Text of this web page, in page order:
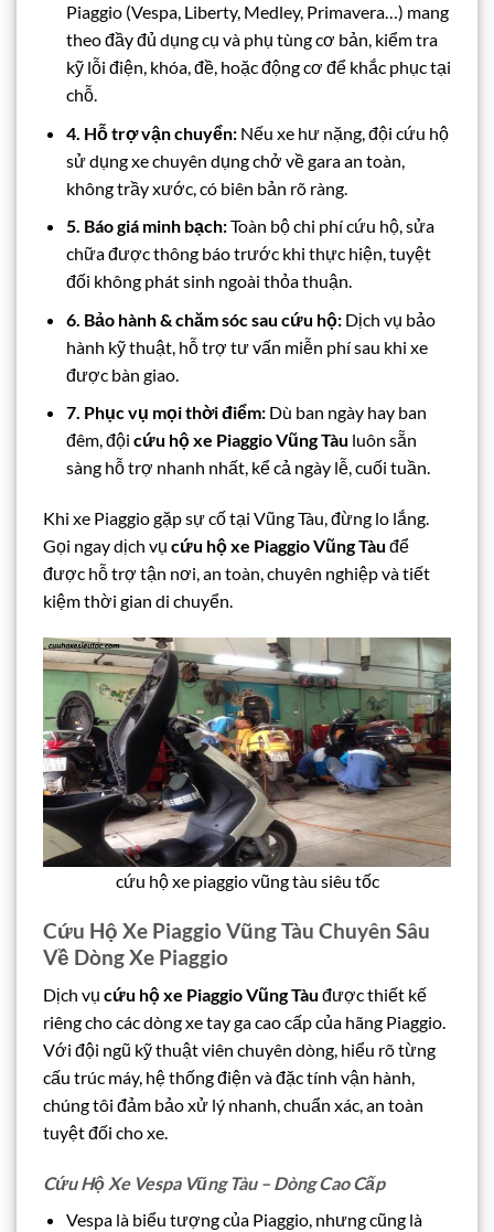
Piaggio (Vespa, Liberty, Medley, Primavera…) mang
theo đầy đủ dụng cụ và phụ tùng cơ bản, kiểm tra
kỹ lỗi điện, khóa, đề, hoặc động cơ để khắc phục tại
chỗ.
4. Hỗ trợ vận chuyển:Nếu xe hư nặng, đội cứu hộ
sử dụng xe chuyên dụng chở về gara an toàn,
không trầy xước, có biên bản rõ ràng.
5. Báo giá minh bạch:Toàn bộ chi phí cứu hộ, sửa
chữa được thông báo trước khi thực hiện, tuyệt
đối không phát sinh ngoài thỏa thuận.
6. Bảo hành & chăm sóc sau cứu hộ:Dịch vụ bảo
hành kỹ thuật, hỗ trợ tư vấn miễn phí sau khi xe
được bàn giao.
7. Phục vụ mọi thời điểm:Dù ban ngày hay ban
đêm, đội cứu hộ xe Piaggio Vũng Tàu luôn sẵn
sàng hỗ trợ nhanh nhất, kể cả ngày lễ, cuối tuần.
Khi xe Piaggio gặp sự cố tại Vũng Tàu, đừng lo lắng.
Gọi ngay dịch vụ cứu hộ xe Piaggio Vũng Tàu để
được hỗ trợ tận nơi, an toàn, chuyên nghiệp và tiết
kiệm thời gian di chuyển.
cứu hộ xe piaggio vũng tàu siêu tốc
Cứu Hộ Xe Piaggio Vũng Tàu Chuyên Sâu
Về Dòng Xe Piaggio
Dịch vụ cứu hộ xe Piaggio Vũng Tàu được thiết kế
riêng cho các dòng xe tay ga cao cấp của hãng Piaggio.
Với đội ngũ kỹ thuật viên chuyên dòng, hiểu rõ từng
cấu trúc máy, hệ thống điện và đặc tính vận hành,
chúng tôi đảm bảo xử lý nhanh, chuẩn xác, an toàn
tuyệt đối cho xe.
Cứu Hộ Xe Vespa Vũng Tàu – Dòng Cao Cấp
Vespa là biểu tượng của Piaggio, nhưng cũng là